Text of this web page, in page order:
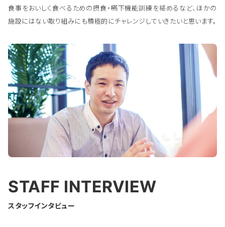
食事をおいしく食べるための摂食・嚥下機能訓練を絡めるなど、ほかの
施設にはない取り組みにも積極的にチャレンジしていきたいと思います。
STAFF INTERVIEW
スタッフインタビュー